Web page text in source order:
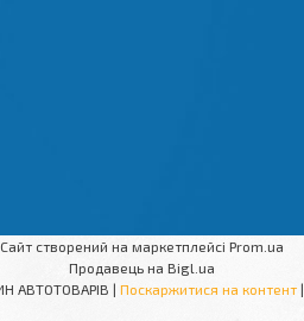
Сайт створений на маркетплейсі Prom.ua
Продавець на Bigl.ua
«АВТОПІК» — ІНТЕРНЕТ МАГАЗИН АВТОТОВАРІВ | Поскаржитися на контент |